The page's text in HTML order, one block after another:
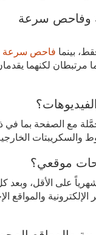
وفاحص سرعة
بينما فاحص سرعة
مرتبطان لكنهما
مع الصفحة بما في
والسكريبتات
موقعي؟
على الأقل، وبعد
والمواقع